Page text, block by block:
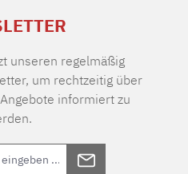
unseren regelmäßig
um rechtzeitig über
informiert zu